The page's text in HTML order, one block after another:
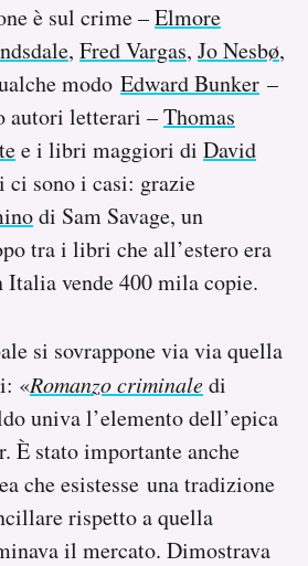
è sul crime –Elmore
, Fred Vargas, Jo Nesbø,
modo Edward Bunker –
autori letterari –Thomas
e i libri maggiori di David
ci sono i casi: grazie
di Sam Savage, un
tra i libri che all’estero era
Italia vende 400 mila copie.
si sovrappone via via quella
«Romanzo criminaledi
univa l’elemento dell’epica
È stato importante anche
che esistesse una tradizione
rispetto a quella
il mercato. Dimostrava